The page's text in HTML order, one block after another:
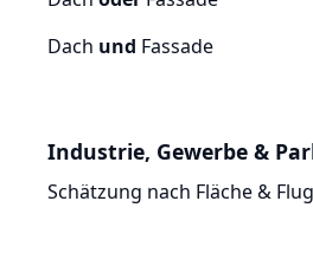
Dach und Fassade
Industrie, Gewerbe &
Schätzung nach Fläche &